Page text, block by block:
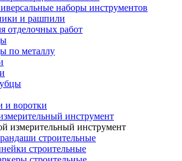
наборы инструментов
и рашпили
отделочных работ
по металлу
и воротки
инструмент
измерительный инструмент
строительные
строительные